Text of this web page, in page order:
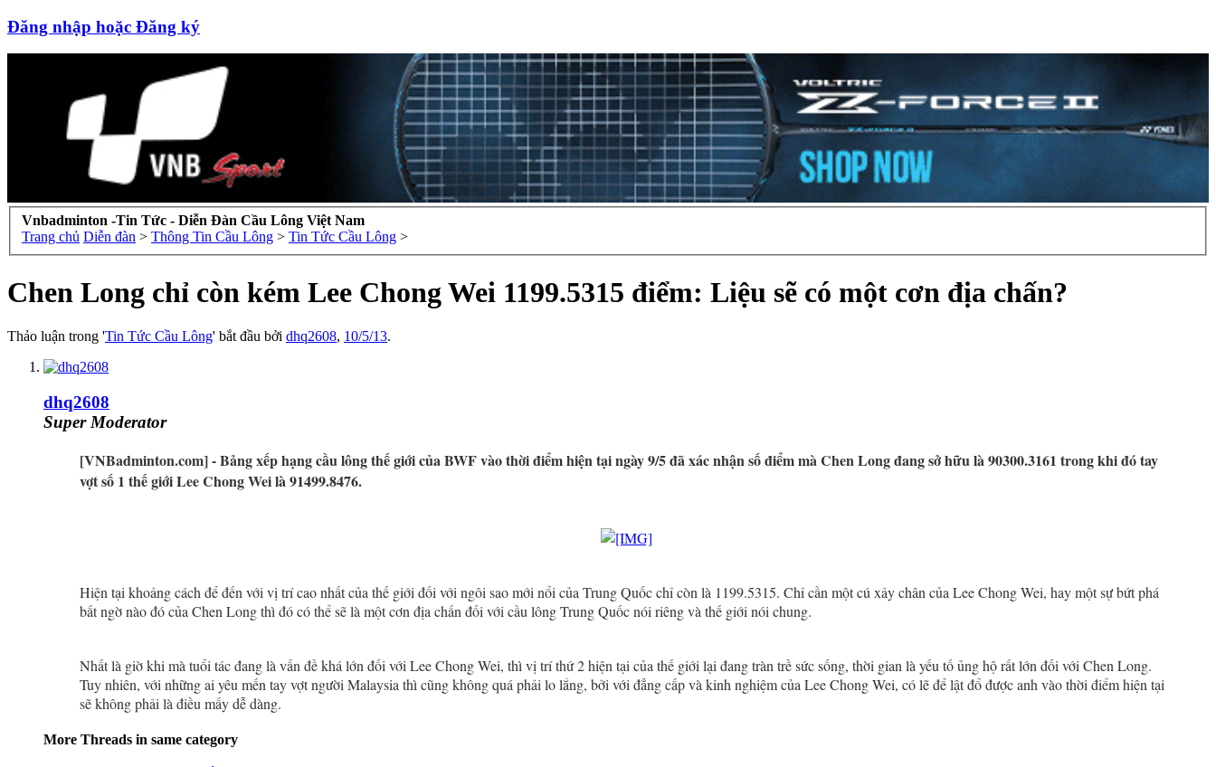
Đăng nhập hoặc Đăng ký
Vnbadminton -Tin Tức - Diễn Đàn Cầu Lông Việt Nam
Trang chủ Diễn đàn > Thông Tin Cầu Lông > Tin Tức Cầu Lông >
Chen Long chỉ còn kém Lee Chong Wei 1199.5315 điểm: Liệu sẽ có một cơn địa chấn?
Thảo luận trong 'Tin Tức Cầu Lông' bắt đầu bởi dhq2608, 10/5/13.
dhq2608
Super Moderator
[VNBadminton.com] - Bảng xếp hạng cầu lông thế giới của BWF vào thời điểm hiện tại ngày 9/5 đã xác nhận số điểm mà Chen Long đang sở hữu là 90300.3161 trong khi đó tay
vợt số 1 thế giới Lee Chong Wei là 91499.8476.
Hiện tại khoảng cách để đến với vị trí cao nhất của thế giới đối với ngôi sao mới nổi của Trung Quốc chỉ còn là 1199.5315. Chỉ cần một cú xảy chân của Lee Chong Wei, hay một sự bứt phá
bất ngờ nào đó của Chen Long thì đó có thể sẽ là một cơn địa chấn đối với cầu lông Trung Quốc nói riêng và thế giới nói chung.
Nhất là giờ khi mà tuổi tác đang là vấn đề khá lớn đối với Lee Chong Wei, thì vị trí thứ 2 hiện tại của thế giới lại đang tràn trề sức sống, thời gian là yếu tố ủng hộ rất lớn đối với Chen Long.
Tuy nhiên, với những ai yêu mến tay vợt người Malaysia thì cũng không quá phải lo lắng, bởi với đẳng cấp và kinh nghiệm của Lee Chong Wei, có lẽ để lật đổ được anh vào thời điểm hiện tại
sẽ không phải là điều mấy dễ dàng.
More Threads in same category